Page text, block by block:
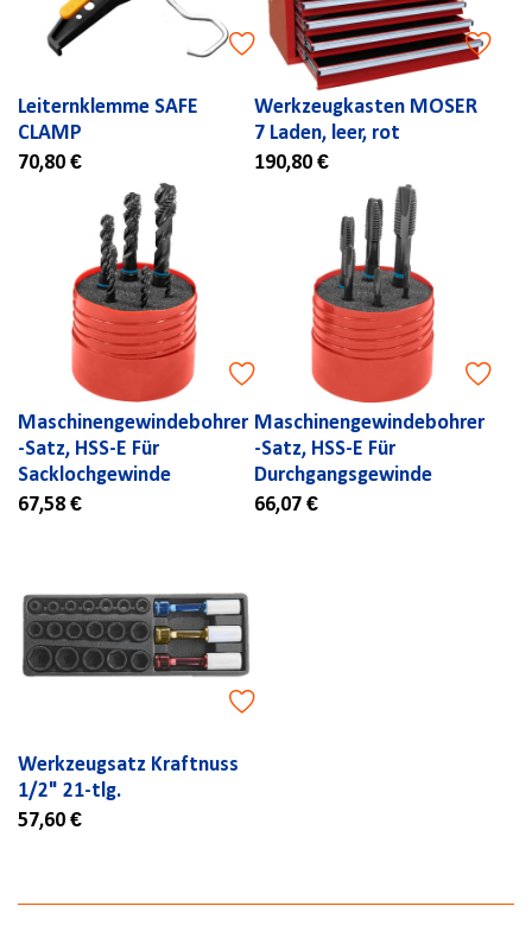
Leiternklemme SAFE
CLAMP
70,80 €
Werkzeugkasten MOSER
7 Laden, leer, rot
190,80 €
Maschinengewindebohrer
-Satz, HSS-E Für
Sacklochgewinde
67,58 €
Maschinengewindebohrer
-Satz, HSS-E Für
Durchgangsgewinde
66,07 €
Werkzeugsatz Kraftnuss
1/2" 21-tlg.
57,60 €